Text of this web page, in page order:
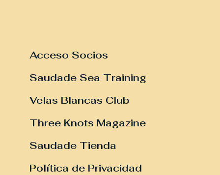
Acceso Socios
Saudade Sea Training
Velas Blancas Club
Three Knots Magazine
Saudade Tienda
Política de Privacidad